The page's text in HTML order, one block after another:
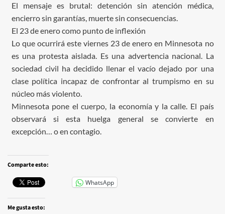
El mensaje es brutal: detención sin atención médica,
encierro sin garantías, muerte sin consecuencias.
El 23 de enero como punto de inflexión
Lo que ocurrirá este viernes 23 de enero en Minnesota no
es una protesta aislada. Es una advertencia nacional. La
sociedad civil ha decidido llenar el vacío dejado por una
clase política incapaz de confrontar al trumpismo en su
núcleo más violento.
Minnesota pone el cuerpo, la economía y la calle. El país
observará si esta huelga general se convierte en
excepción… o en contagio.
Comparte esto:
WhatsApp
Me gusta esto: